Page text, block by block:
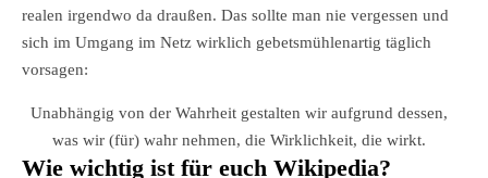
realen irgendwo da draußen. Das sollte man nie vergessen und
sich im Umgang im Netz wirklich gebetsmühlenartig täglich
vorsagen:
Unabhängig von der Wahrheit gestalten wir aufgrund dessen,
was wir (für) wahr nehmen, die Wirklichkeit, die wirkt.
Wie wichtig ist für euch Wikipedia?